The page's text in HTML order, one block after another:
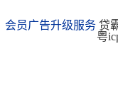
会员广告升级服务 贷
粤